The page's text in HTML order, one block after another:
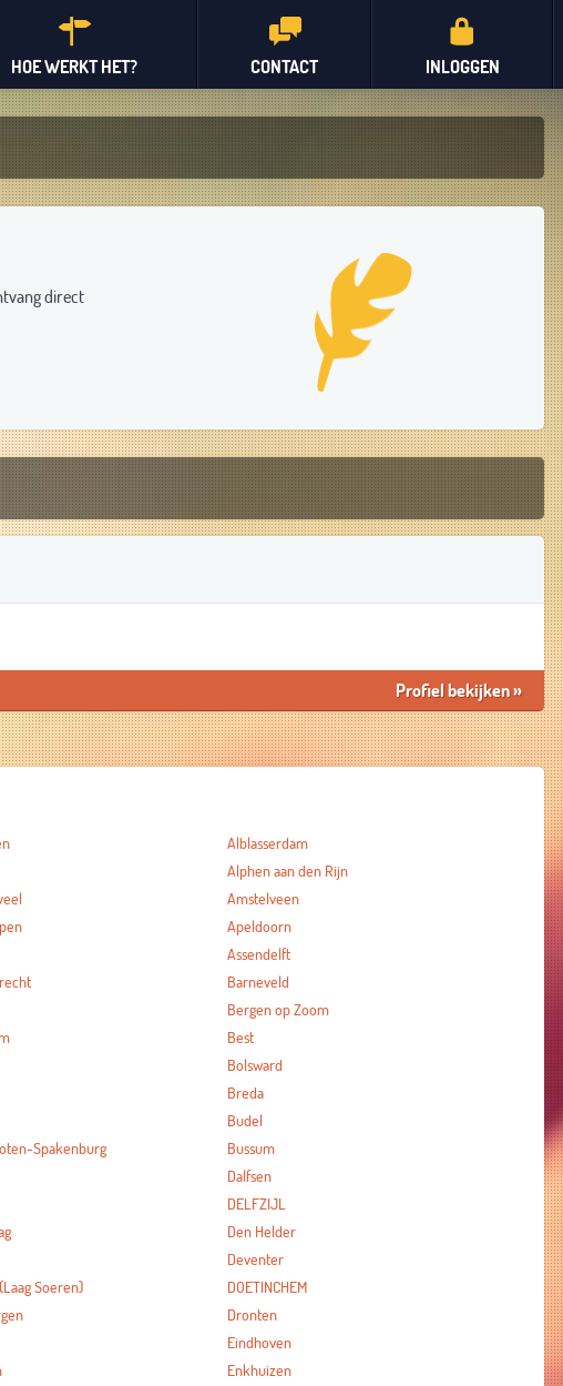
INLOGGEN
CONTACT
HOE WERKT HET?
direct
Profiel bekijken»
Alblasserdam
Alphen aan den Rijn
Amstelveen
Apeldoorn
Assendelft
Barneveld
Bergen op Zoom
Best
Bolsward
Breda
Budel
Spakenburg
Bussum
Dalfsen
DELFZIJL
Den Helder
Deventer
Soeren)
DOETINCHEM
Dronten
Eindhoven
Enkhuizen